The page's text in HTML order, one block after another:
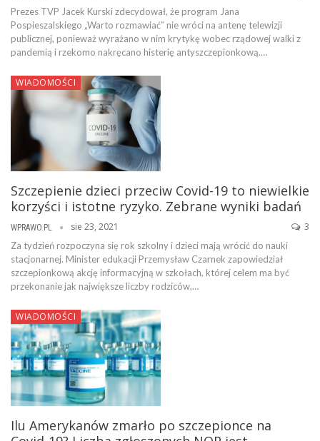
Prezes TVP Jacek Kurski zdecydował, że program Jana
Pospieszalskiego „Warto rozmawiać” nie wróci na antenę telewizji
publicznej, ponieważ wyrażano w nim krytykę wobec rządowej walki z
pandemią i rzekomo nakręcano histerię antyszczepionkową.…
WIADOMOŚCI
Szczepienie dzieci przeciw Covid-19 to niewielkie
korzyści i istotne ryzyko. Zebrane wyniki badań
WPRAWO.PL sie 23, 2021 3
Za tydzień rozpoczyna się rok szkolny i dzieci mają wrócić do nauki
stacjonarnej. Minister edukacji Przemysław Czarnek zapowiedział
szczepionkową akcję informacyjną w szkołach, której celem ma być
przekonanie jak największe liczby rodziców,…
WIADOMOŚCI
Ilu Amerykanów zmarło po szczepionce na